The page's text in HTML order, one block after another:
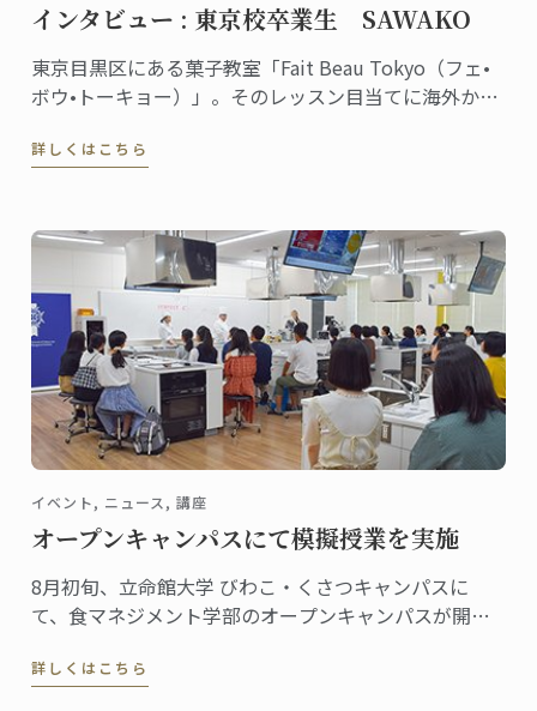
インタビュー : 東京校卒業生 SAWAKO
東京目黒区にある菓子教室「Fait Beau Tokyo（フェ•
ボウ•トーキョー）」。そのレッスン目当てに海外から
いるSAWAKOさんは東京校で菓子ディプロムを取得し
詳しくはこちら
イベント, ニュース, 講座
オープンキャンパスにて模擬授業を実施
8月初旬、立命館大学 びわこ・くさつキャンパスに
て、食マネジメント学部のオープンキャンパスが開催
詳しくはこちら